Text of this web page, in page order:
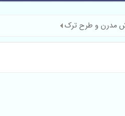
مدرن و طرح ترک